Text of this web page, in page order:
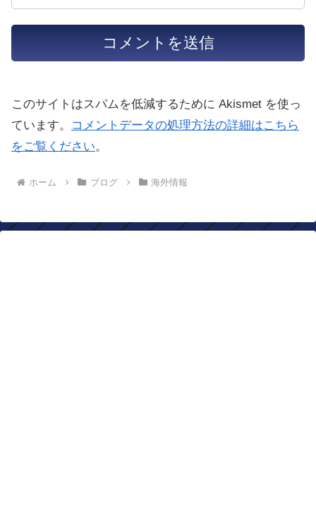
このサイトはスパムを低減するために Akismet を使っ
ています。
コメントデータの処理方法の詳細はこちら
をご覧ください。
ホーム ブログ 海外情報